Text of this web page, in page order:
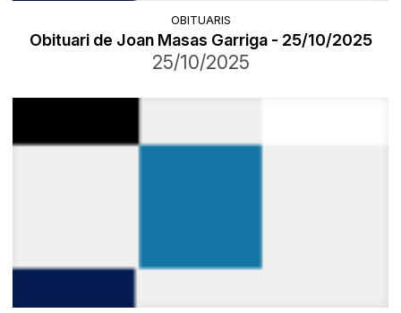
OBITUARIS
Obituari de Joan Masas Garriga - 25/10/2025
25/10/2025